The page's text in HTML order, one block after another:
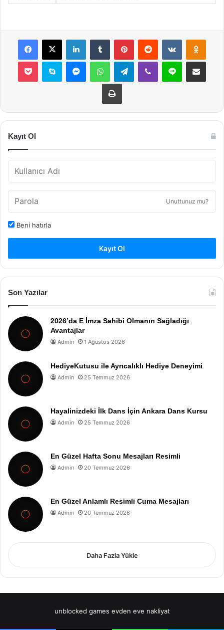
Facebook
X LinkedInTumblr PinterestReddit VKontakte
Pocket Skype MessengerWhatsAppTelegramViber Line E-Posta ile
Yazdır
Kayıt Ol
Unuttunuz mu?
Beni hatırla
Kayıt Ol
Son Yazılar
2026’da E İmza Sahibi Olmanın Sağladığı
Avantajlar
Admin 1 Ağustos 2026
HediyeKutusu ile Ayrıcalıklı Hediye Deneyimi
Admin 25 Temmuz 2026
Hayalinizdeki İlk Dans İçin Ankara Dans Kursu
Admin 25 Temmuz 2026
En Güzel Hafta Sonu Mesajları Resimli
Admin 20 Temmuz 2026
En Güzel Anlamlı Resimli Cuma Mesajları
Admin 20 Temmuz 2026
Daha Fazla Yükle
unblocked games evden eve nakliyat